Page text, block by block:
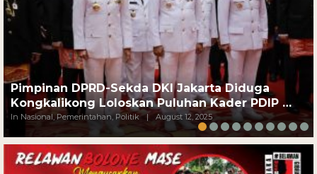
Pimpinan DPRD-Sekda DKI Jakarta Diduga
Kongkalikong Loloskan Puluhan Kader PDIP …
In Nasional, Pemerintahan, Politik | August 12, 2025